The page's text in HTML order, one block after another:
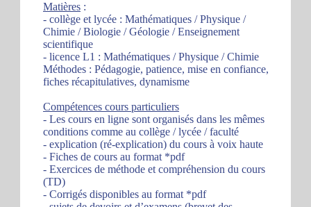
Matières :
- collège et lycée : Mathématiques / Physique /
Chimie / Biologie / Géologie / Enseignement
scientifique
- licence L1 : Mathématiques / Physique / Chimie
Méthodes : Pédagogie, patience, mise en confiance,
fiches récapitulatives, dynamisme
Compétences cours particuliers
- Les cours en ligne sont organisés dans les mêmes
conditions comme au collège / lycée / faculté
- explication (ré-explication) du cours à voix haute
- Fiches de cours au format *pdf
- Exercices de méthode et compréhension du cours
(TD)
- Corrigés disponibles au format *pdf